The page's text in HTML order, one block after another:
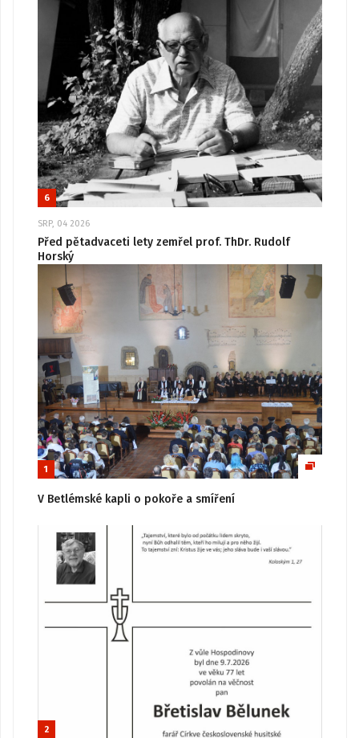
6
SRP, 04 2026
Před pětadvaceti lety zemřel prof. ThDr. Rudolf
Horský
1
V Betlémské kapli o pokoře a smíření
2